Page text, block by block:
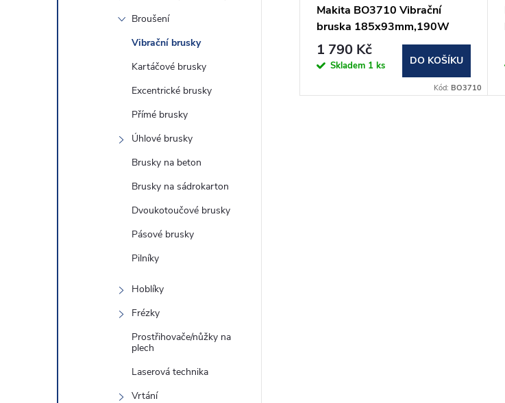
Broušení
Vibrační brusky
Kartáčové brusky
Excentrické brusky
Přímé brusky
Úhlové brusky
Brusky na beton
Brusky na sádrokarton
Dvoukotoučové brusky
Pásové brusky
Pilníky
Hoblíky
Frézky
Prostřihovače/nůžky na
plech
Laserová technika
Vrtání
bruska 93x185mm Li-ion LXT
18V,bez aku Z
2 990 Kč
Skladem2 ks
Makita BO3710 Vibrační
bruska 185x93mm,190W
1 790 Kč
Skladem 1 ks DO KOŠÍKU
Kód: BO3710